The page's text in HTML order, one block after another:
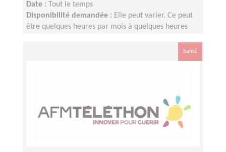
Date :
Tout le temps
Disponibilité demandée : Elle peut varier. Ce peut
être quelques heures par mois à quelques heures
Santé